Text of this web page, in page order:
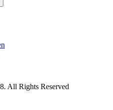
All Rights Reserved